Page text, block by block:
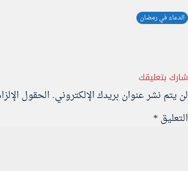
الدعاء في رمضان
شارك بتعليقك
لن يتم نشر عنوان بريدك الإلكتروني.الحقول
التعليق *